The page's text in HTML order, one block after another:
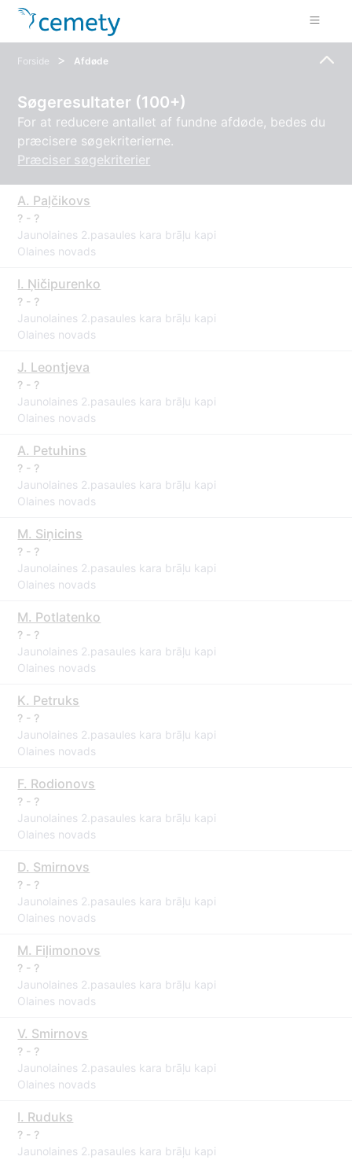
Forside > Afdøde
Søgeresultater (100+)
For at reducere antallet af fundne afdøde, bedes du
præcisere søgekriterierne.
Præciser søgekriterier
A. Paļčikovs
? - ?
Jaunolaines 2.pasaules kara brāļu kapi
Olaines novads
I. Ņičipurenko
? - ?
Jaunolaines 2.pasaules kara brāļu kapi
Olaines novads
J. Leontjeva
? - ?
Jaunolaines 2.pasaules kara brāļu kapi
Olaines novads
A. Petuhins
? - ?
Jaunolaines 2.pasaules kara brāļu kapi
Olaines novads
M. Siņicins
? - ?
Jaunolaines 2.pasaules kara brāļu kapi
Olaines novads
M. Potlatenko
? - ?
Jaunolaines 2.pasaules kara brāļu kapi
Olaines novads
K. Petruks
? - ?
Jaunolaines 2.pasaules kara brāļu kapi
Olaines novads
F. Rodionovs
? - ?
Jaunolaines 2.pasaules kara brāļu kapi
Olaines novads
D. Smirnovs
? - ?
Jaunolaines 2.pasaules kara brāļu kapi
Olaines novads
M. Fiļimonovs
? - ?
Jaunolaines 2.pasaules kara brāļu kapi
Olaines novads
V. Smirnovs
? - ?
Jaunolaines 2.pasaules kara brāļu kapi
Olaines novads
I. Ruduks
? - ?
Jaunolaines 2.pasaules kara brāļu kapi